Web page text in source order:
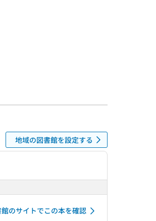
地域の図書館を設定する
のサイトでこの本を確認